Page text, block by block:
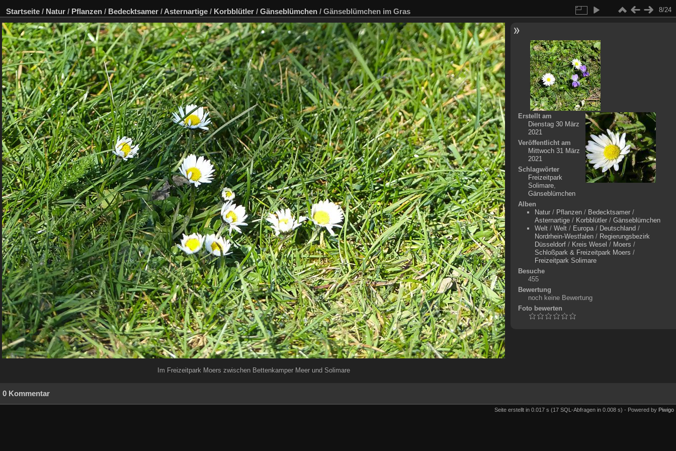
Startseite / Natur / Pflanzen / Bedecktsamer / Asternartige / Korbblütler / Gänseblümchen / Gänseblümchen im Gras 8/24
Im Freizeitpark Moers zwischen Bettenkamper Meer und Solimare
Erstellt am
Dienstag 30 März
2021
Veröffentlicht am
Mittwoch 31 März
2021
Schlagwörter
Freizeitpark
Solimare,
Gänseblümchen
Alben
Natur/ Pflanzen/ Bedecktsamer/
Asternartige/ Korbblütler/ Gänseblümchen
Welt/ Welt/ Europa/ Deutschland /
Nordrhein-Westfalen/ Regierungsbezirk
Düsseldorf/ Kreis Wesel / Moers /
Schloßpark & Freizeitpark Moers /
Freizeitpark Solimare
Besuche
455
Bewertung
noch keine Bewertung
Foto bewerten
0 Kommentar
Seite erstellt in 0.017 s (17 SQL-Abfragen in 0.008 s) - Powered by Piwigo